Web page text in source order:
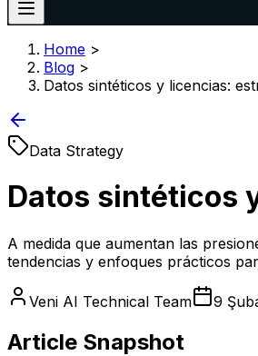
Home >
Blog >
Datos sintéticos y licencias:
Data Strategy
Datos sintéticos
A medida que aumentan las
tendencias y enfoques prácticos
Veni AI Technical Team 9
Article Snapshot